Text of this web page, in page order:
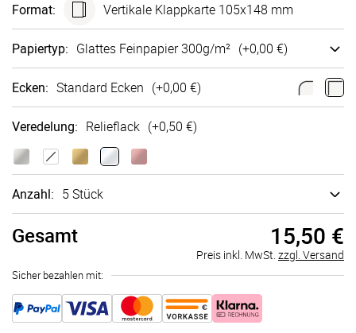
Format: Vertikale Klappkarte 105x148 mm
Papiertyp: Glattes Fein­papier 300g/m² (+0,00 €)
Ecken: Standard Ecken (+0,00 €)
Veredelung: Relieflack (+0,50 €)
Anzahl: 5 Stück
Gesamt 15,50 €
Preis inkl. MwSt. zzgl. Versand
Sicher bezahlen mit: